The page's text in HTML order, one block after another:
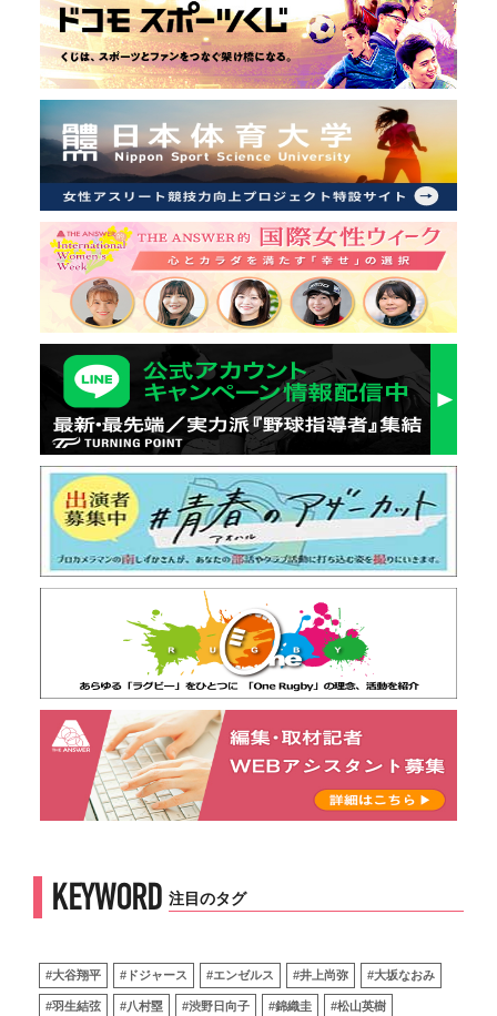
KEYWORD 注目のタグ
#大谷翔平 #ドジャース #エンゼルス #井上尚弥 #大坂なおみ
#羽生結弦 #八村塁 #渋野日向子 #錦織圭 #松山英樹